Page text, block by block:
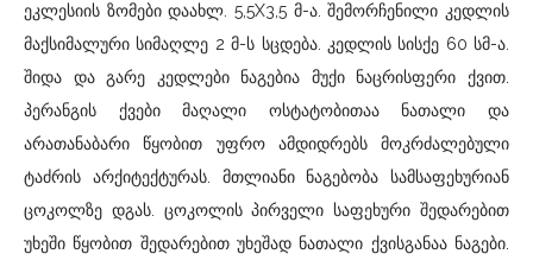
ეკლესიის ზომები დაახლ. 5,5X3,5 მ-ა. შემორჩენილი კედლის
მაქსიმალური სიმაღლე 2 მ-ს სცდება. კედლის სისქე 60 სმ-ა.
შიდა და გარე კედლები ნაგებია მუქი ნაცრისფერი ქვით.
პერანგის ქვები მაღალი ოსტატობითაა ნათალი და
არათანაბარი წყობით უფრო ამდიდრებს მოკრძალებული
ტაძრის არქიტექტურას. მთლიანი ნაგებობა სამსაფეხურიან
ცოკოლზე დგას. ცოკოლის პირველი საფეხური შედარებით
უხეში წყობით შედარებით უხეშად ნათალი ქვისგანაა ნაგები.